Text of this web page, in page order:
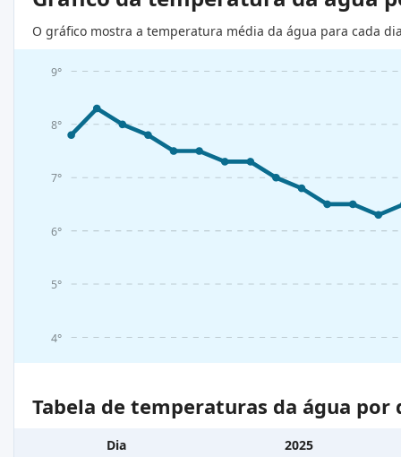
O gráfico mostra a temperatura média da água para cada
4°
5°
6°
7°
8°
9°
Tabela de temperaturas da água
Dia
2025